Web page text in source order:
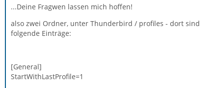
...Deine Fragwen lassen mich hoffen!
also zwei Ordner, unter Thunderbird / profiles - dort sind
folgende Einträge:
[General]
StartWithLastProfile=1